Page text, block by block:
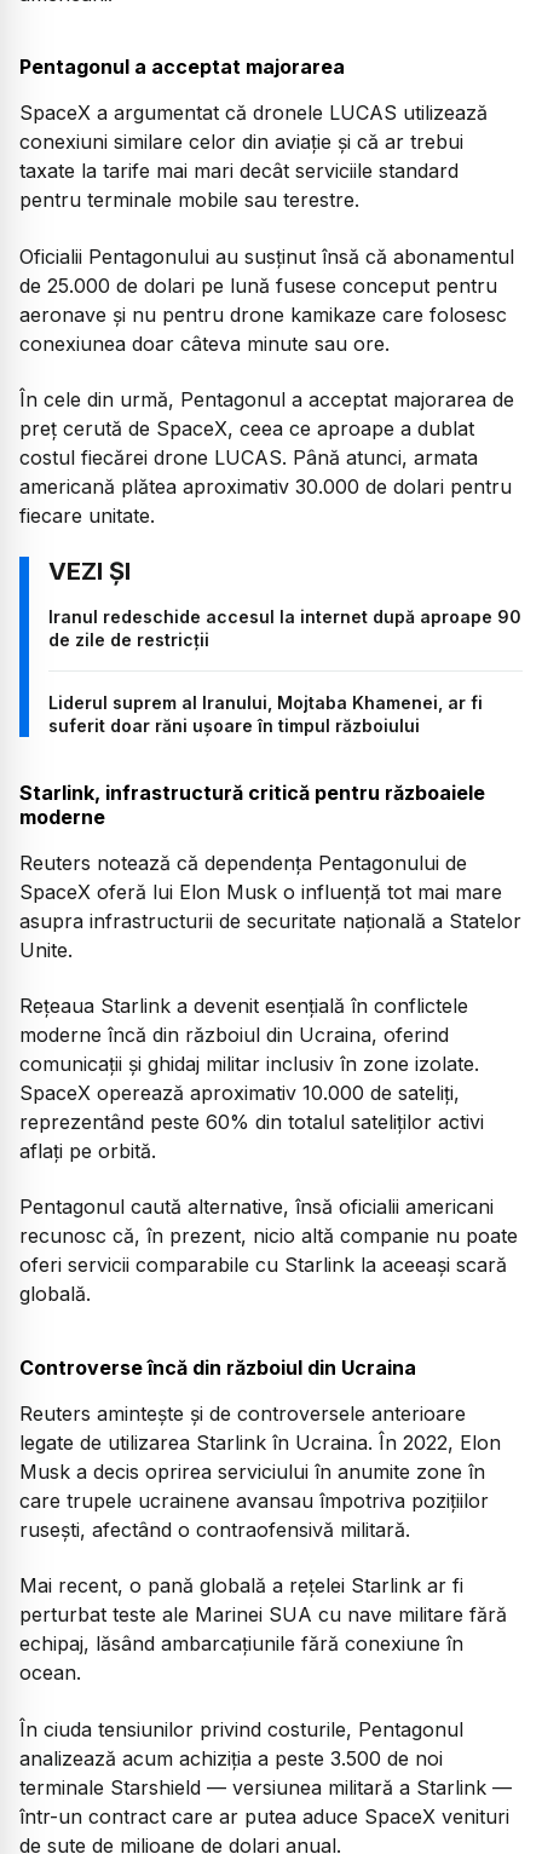
Pentagonul a acceptat majorarea
SpaceX a argumentat că dronele LUCAS utilizează
conexiuni similare celor din aviație și că ar trebui
taxate la tarife mai mari decât serviciile standard
pentru terminale mobile sau terestre.
Oficialii Pentagonului au susținut însă că abonamentul
de 25.000 de dolari pe lună fusese conceput pentru
aeronave și nu pentru drone kamikaze care folosesc
conexiunea doar câteva minute sau ore.
În cele din urmă, Pentagonul a acceptat majorarea de
preț cerută de SpaceX, ceea ce aproape a dublat
costul fiecărei drone LUCAS. Până atunci, armata
americană plătea aproximativ 30.000 de dolari pentru
fiecare unitate.
Iranul redeschide accesul la internet după aproape 90
de zile de restricții
Liderul suprem al Iranului, Mojtaba Khamenei, ar fi
suferit doar răni ușoare în timpul războiului
Starlink, infrastructură critică pentru războaiele
moderne
Reuters notează că dependența Pentagonului de
SpaceX oferă lui Elon Musk o influență tot mai mare
asupra infrastructurii de securitate națională a Statelor
Unite.
Rețeaua Starlink a devenit esențială în conflictele
moderne încă din războiul din Ucraina, oferind
comunicații și ghidaj militar inclusiv în zone izolate.
SpaceX operează aproximativ 10.000 de sateliți,
reprezentând peste 60% din totalul sateliților activi
aflați pe orbită.
Pentagonul caută alternative, însă oficialii americani
recunosc că, în prezent, nicio altă companie nu poate
oferi servicii comparabile cu Starlink la aceeași scară
globală.
Controverse încă din războiul din Ucraina
Reuters amintește și de controversele anterioare
legate de utilizarea Starlink în Ucraina. În 2022, Elon
Musk a decis oprirea serviciului în anumite zone în
care trupele ucrainene avansau împotriva pozițiilor
rusești, afectând o contraofensivă militară.
Mai recent, o pană globală a rețelei Starlink ar fi
perturbat teste ale Marinei SUA cu nave militare fără
echipaj, lăsând ambarcațiunile fără conexiune în
ocean.
În ciuda tensiunilor privind costurile, Pentagonul
analizează acum achiziția a peste 3.500 de noi
terminale Starshield — versiunea militară a Starlink —
într-un contract care ar putea aduce SpaceX venituri
de sute de milioane de dolari anual.